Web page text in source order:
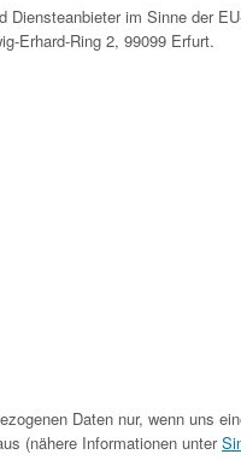
im Sinne der
Erhard-Ring 2, 99099 Erfurt.
Daten nur, wenn uns
(nähere Informationen unter